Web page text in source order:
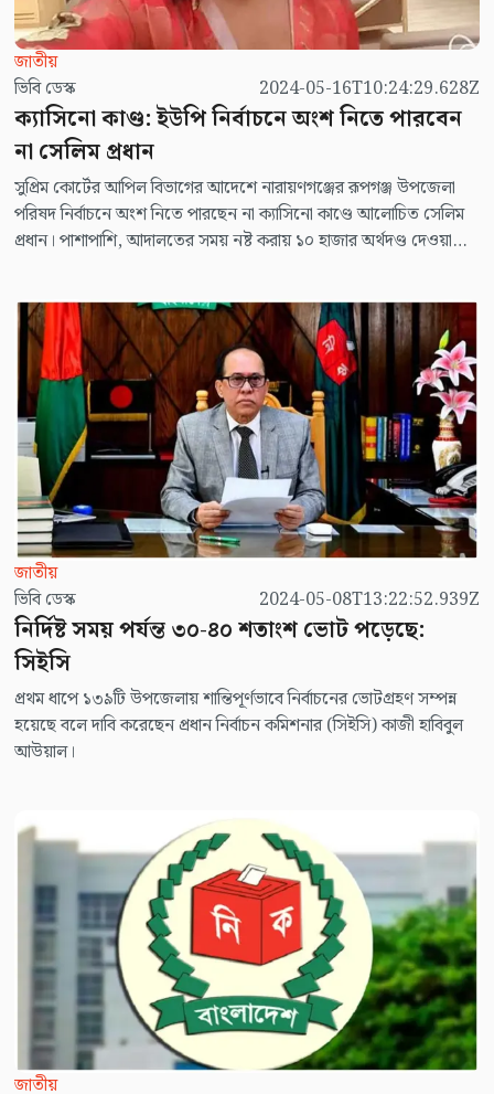
জাতীয়
ভিবি ডেস্ক
2024-05-16T10:24:29.628Z
ক্যাসিনো কাণ্ড: ইউপি নির্বাচনে অংশ নিতে পারবেন
না সেলিম প্রধান
সুপ্রিম কোর্টের আপিল বিভাগের আদেশে নারায়ণগঞ্জের রূপগঞ্জ উপজেলা
পরিষদ নির্বাচনে অংশ নিতে পারছেন না ক্যাসিনো কাণ্ডে আলোচিত সেলিম
প্রধান। পাশাপাশি, আদালতের সময় নষ্ট করায় ১০ হাজার অর্থদণ্ড দেওয়া
জাতীয়
ভিবি ডেস্ক
2024-05-08T13:22:52.939Z
নির্দিষ্ট সময় পর্যন্ত ৩০-৪০ শতাংশ ভোট পড়েছে:
সিইসি
প্রথম ধাপে ১৩৯টি উপজেলায় শান্তিপূর্ণভাবে নির্বাচনের ভোটগ্রহণ সম্পন্ন
হয়েছে বলে দাবি করেছেন প্রধান নির্বাচন কমিশনার (সিইসি) কাজী হাবিবুল
আউয়াল।
জাতীয়